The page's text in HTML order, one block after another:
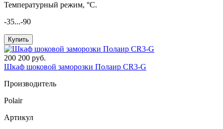
Температурный режим, °C.
-35...-90
Купить
200 200 руб.
Шкаф шоковой заморозки Полаир CR3-G
Производитель
Polair
Артикул